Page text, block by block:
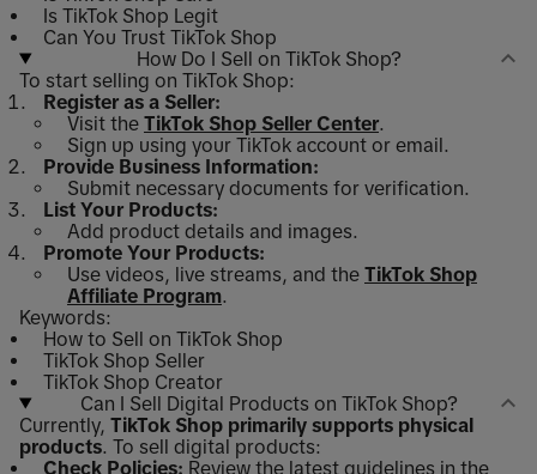
Is TikTok Shop Legit
Can You Trust TikTok Shop
How Do I Sell on TikTok Shop?
To start selling on TikTok Shop:
Register as a Seller:
Visit the TikTok Shop Seller Center.
Sign up using your TikTok account or email.
Provide Business Information:
Submit necessary documents for verification.
List Your Products:
Add product details and images.
Promote Your Products:
Use videos, live streams, and the TikTok Shop
Affiliate Program.
Keywords:
How to Sell on TikTok Shop
TikTok Shop Seller
TikTok Shop Creator
Can I Sell Digital Products on TikTok Shop?
Currently, TikTok Shop primarily supports physical
products. To sell digital products:
Check Policies: Review the latest guidelines in the